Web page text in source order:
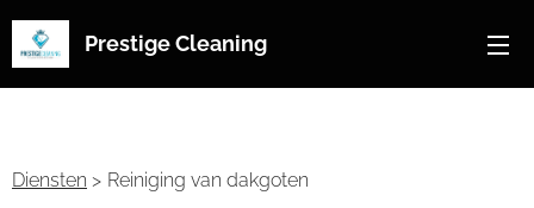
Prestige Cleaning
Diensten > Reiniging van dakgoten